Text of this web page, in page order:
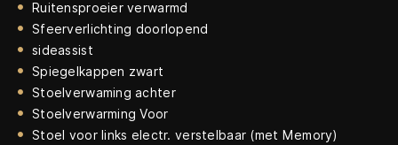
Ruitensproeier verwarmd
Sfeerverlichting doorlopend
sideassist
Spiegelkappen zwart
Stoelverwaming achter
Stoelverwarming Voor
Stoel voor links electr. verstelbaar (met Memory)